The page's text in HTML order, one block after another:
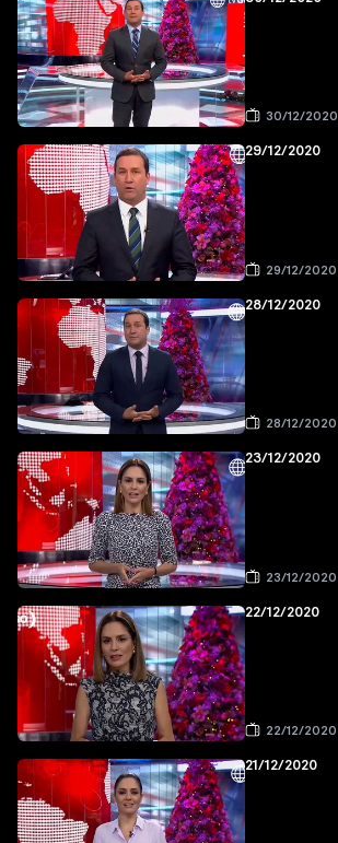
30/12/2020
29/12/2020
29/12/2020
28/12/2020
28/12/2020
23/12/2020
23/12/2020
22/12/2020
22/12/2020
21/12/2020